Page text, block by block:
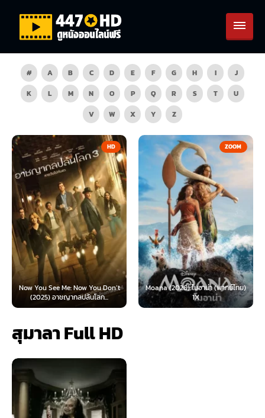
# A B C D E F G H I
J
K
L M N O P Q R S T
U
V
W X Y Z
HD
Now You See Me: Now You Don’t
(2025) อาชญากลปล้นโลก...
ZOOM
Moana (2026) โมอาน่า (พากย์ไทย)
1X
สุมาลา Full HD